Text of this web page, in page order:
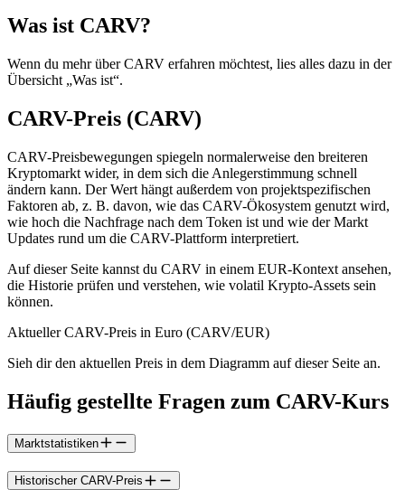
Was ist CARV?
Wenn du mehr über CARV erfahren möchtest, lies alles dazu in der
Übersicht „Was ist“.
CARV-Preis (CARV)
CARV-Preisbewegungen spiegeln normalerweise den breiteren
Kryptomarkt wider, in dem sich die Anlegerstimmung schnell
ändern kann. Der Wert hängt außerdem von projektspezifischen
Faktoren ab, z. B. davon, wie das CARV-Ökosystem genutzt wird,
wie hoch die Nachfrage nach dem Token ist und wie der Markt
Updates rund um die CARV-Plattform interpretiert.
Auf dieser Seite kannst du CARV in einem EUR-Kontext ansehen,
die Historie prüfen und verstehen, wie volatil Krypto-Assets sein
können.
Aktueller CARV-Preis in Euro (CARV/EUR)
Sieh dir den aktuellen Preis in dem Diagramm auf dieser Seite an.
Häufig gestellte Fragen zum CARV-Kurs
Marktstatistiken
Historischer CARV-Preis